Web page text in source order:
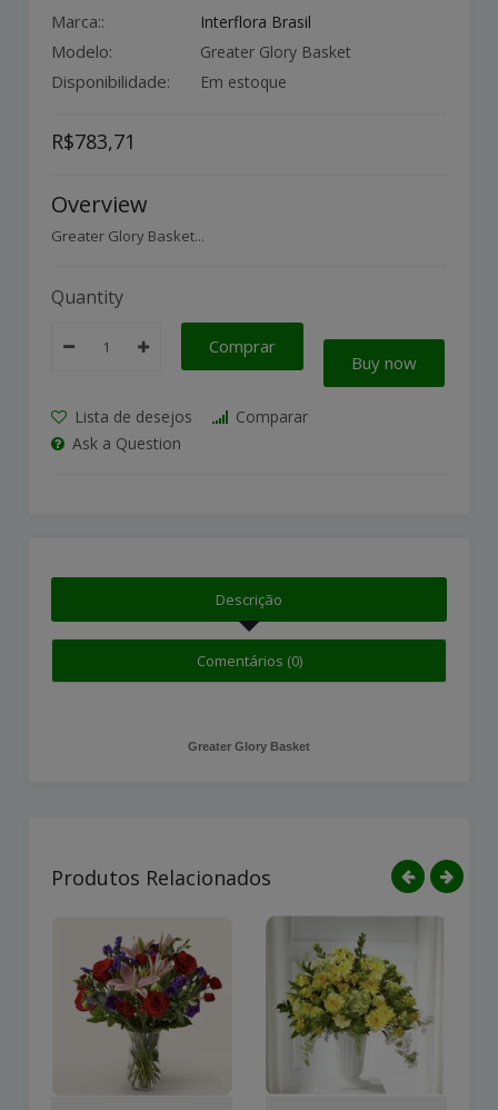
Marca:: Interflora Brasil
Modelo: Greater Glory Basket
Disponibilidade: Em estoque
R$783,71
Overview
Greater Glory Basket...
Quantity
Comprar
Buy now
Lista de desejos
Comparar
Ask a Question
Descrição
Comentários (0)
Greater Glory Basket
Produtos Relacionados